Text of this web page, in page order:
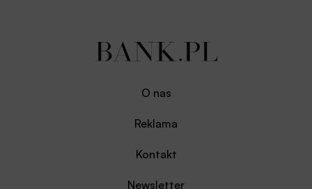
O nas
Reklama
Kontakt
Newsletter